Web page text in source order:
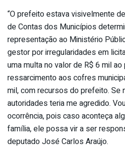
“O prefeito estava visivelmente
de Contas dos Municípios
representação ao Ministério
gestor por irregularidades em
uma multa no valor de R$ 6 mil
ressarcimento aos cofres
mil, com recursos do prefeito.
autoridades teria me agredido.
ocorrência, pois caso aconteça
família, ele possa vir a ser
deputado José Carlos Araújo.